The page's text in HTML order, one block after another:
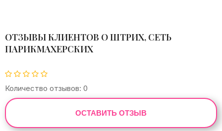
ОТЗЫВЫ КЛИЕНТОВ О ШТРИХ, СЕТЬ
ПАРИКМАХЕРСКИХ
Количество отзывов: 0
ОСТАВИТЬ ОТЗЫВ